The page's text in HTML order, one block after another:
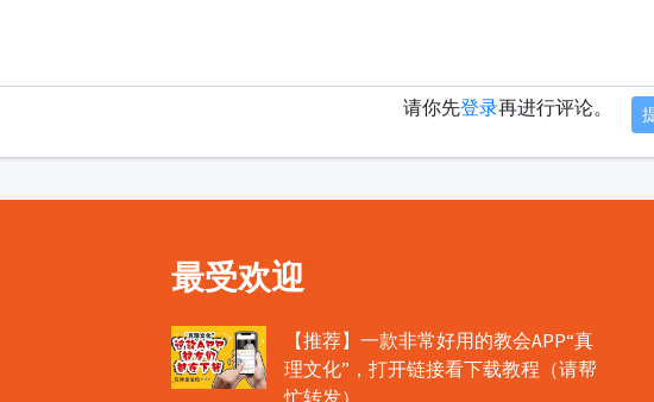
请你先登录再进行评论。
最受欢迎
【推荐】一款非常好用的教会APP“真
理文化”，打开链接看下载教程（请帮
忙转发）